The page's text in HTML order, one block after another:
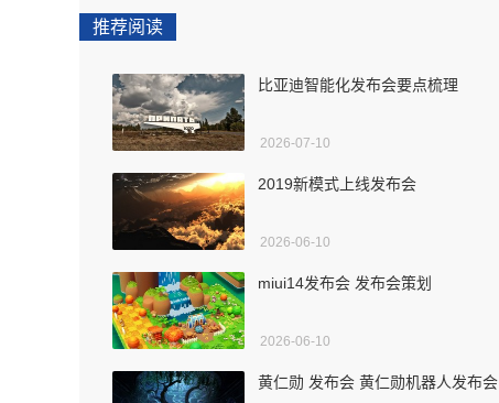
推荐阅读
比亚迪智能化发布会要点梳理
2026-07-10
2019新模式上线发布会
2026-06-10
miui14发布会 发布会策划
2026-06-10
黄仁勋 发布会 黄仁勋机器人发布会